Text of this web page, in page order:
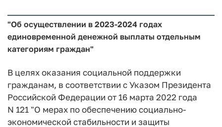
"Об осуществлении в 2023-2024 годах
единовременной денежной выплаты отдельным
категориям граждан"
В целях оказания социальной поддержки
гражданам, в соответствии с Указом Президента
Российской Федерации от 16 марта 2022 года
N 121 "О мерах по обеспечению социально-
экономической стабильности и защиты